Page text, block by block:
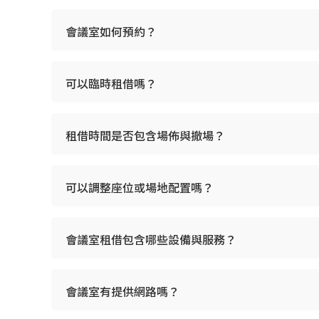
如遇臨時取消或異動，請提前通知櫃台協助
適合情境
客戶簡報／提案會議
視訊會議／跨部門討論
會議室如何預約？
可以臨時租借嗎？
租借時間是否包含場佈與撤場？
可以調整座位或場地配置嗎？
會議室租借包含哪些設備與服務？
會議室有提供網路嗎？